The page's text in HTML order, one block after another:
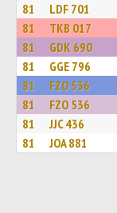
81 LDF 701
81 TKB 017
81 GDK 690
81 GGE 796
81 FZO 536
81 FZO 536
81 JJC 436
81 JOA 881